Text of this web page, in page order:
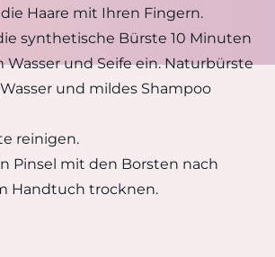
Haare mit Ihren Fingern.
synthetische Bürste 10 Minuten
Wasser und Seife ein. Naturbürste
und mildes Shampoo
reinigen.
Pinsel mit den Borsten nach
Handtuch trocknen.